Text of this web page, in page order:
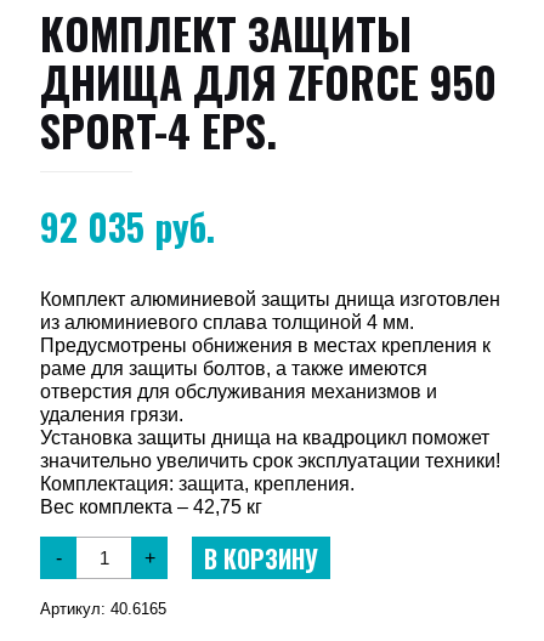
КОМПЛЕКТ ЗАЩИТЫ
ДНИЩА ДЛЯ ZFORCE 950
SPORT-4 EPS.
92 035 руб.
Комплект алюминиевой защиты днища изготовлен
из алюминиевого сплава толщиной 4 мм.
Предусмотрены обнижения в местах крепления к
раме для защиты болтов, а также имеются
отверстия для обслуживания механизмов и
удаления грязи.
Установка защиты днища на квадроцикл поможет
значительно увеличить срок эксплуатации техники!
Комплектация: защита, крепления.
Вес комплекта – 42,75 кг
- + В КОРЗИНУ
Артикул: 40.6165